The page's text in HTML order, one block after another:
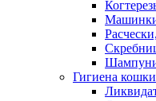
Гигиена кошки